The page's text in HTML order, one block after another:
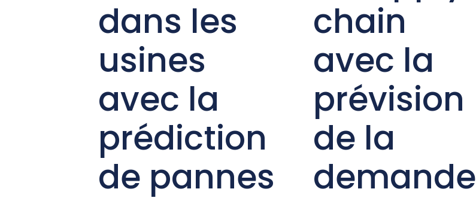
dans les
usines
avec la
prédiction
de pannes
chain
avec la
prévision
de la
demande